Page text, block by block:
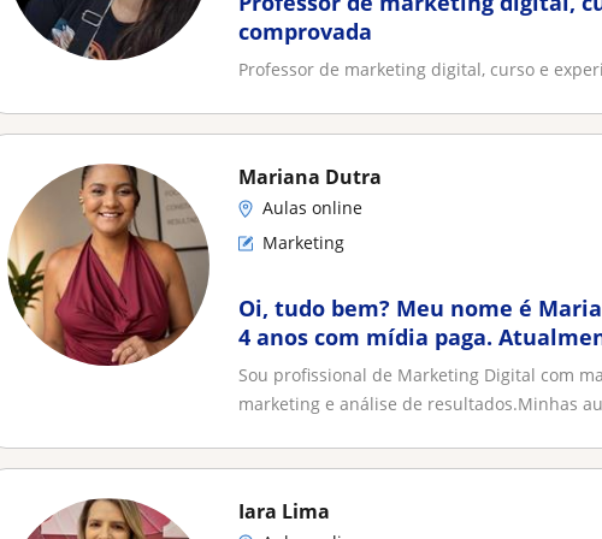
comprovada
Professor de marketing digital, curso e
Mariana Dutra
Aulas online
Marketing
Oi, tudo bem? Meu nome é Mariana e atuo há mais de
4 anos com mídia paga. Atualmente trabalho com
Meta Ads, Google Ads, LinkedI
Sou profissional de Marketing Digital com
marketing e análise de resultados.Minhas
Iara Lima